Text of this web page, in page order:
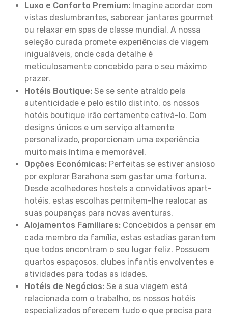
Luxo e Conforto Premium: Imagine acordar com
vistas deslumbrantes, saborear jantares gourmet
ou relaxar em spas de classe mundial. A nossa
seleção curada promete experiências de viagem
inigualáveis, onde cada detalhe é
meticulosamente concebido para o seu máximo
prazer.
Hotéis Boutique: Se se sente atraído pela
autenticidade e pelo estilo distinto, os nossos
hotéis boutique irão certamente cativá-lo. Com
designs únicos e um serviço altamente
personalizado, proporcionam uma experiência
muito mais íntima e memorável.
Opções Económicas: Perfeitas se estiver ansioso
por explorar Barahona sem gastar uma fortuna.
Desde acolhedores hostels a convidativos apart-
hotéis, estas escolhas permitem-lhe realocar as
suas poupanças para novas aventuras.
Alojamentos Familiares: Concebidos a pensar em
cada membro da família, estas estadias garantem
que todos encontram o seu lugar feliz. Possuem
quartos espaçosos, clubes infantis envolventes e
atividades para todas as idades.
Hotéis de Negócios: Se a sua viagem está
relacionada com o trabalho, os nossos hotéis
especializados oferecem tudo o que precisa para